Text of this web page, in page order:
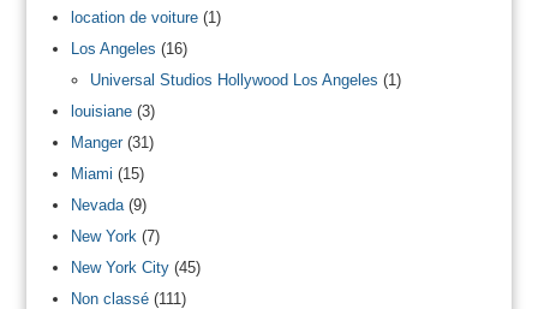
location de voiture(1)
Los Angeles (16)
Universal Studios Hollywood Los Angeles (1)
louisiane(3)
Manger(31)
Miami (15)
Nevada(9)
New York (7)
New York City(45)
Non classé(111)